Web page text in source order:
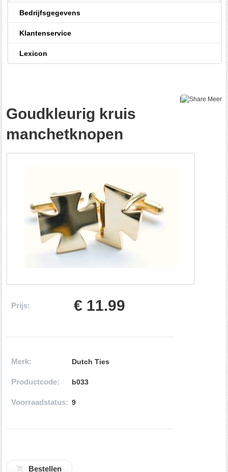
Bedrijfsgegevens
Klantenservice
Lexicon
Meer
Goudkleurig kruis
manchetknopen
Prijs: € 11.99
Merk: Dutch Ties
Productcode: b033
Voorraadstatus: 9